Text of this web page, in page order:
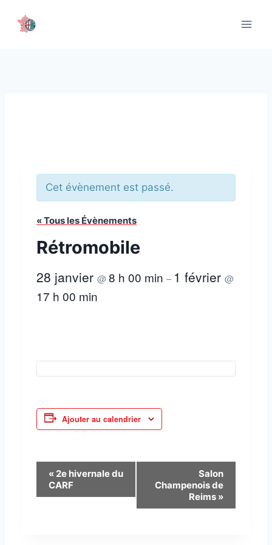
Cet évènement est passé.
« Tous les Évènements
Rétromobile
28 janvier @8 h 00 min – 1 février @
17 h 00 min
Ajouter au calendrier
a
« 2e hivernale du
CARF
Salon
Champenois de
Reims »